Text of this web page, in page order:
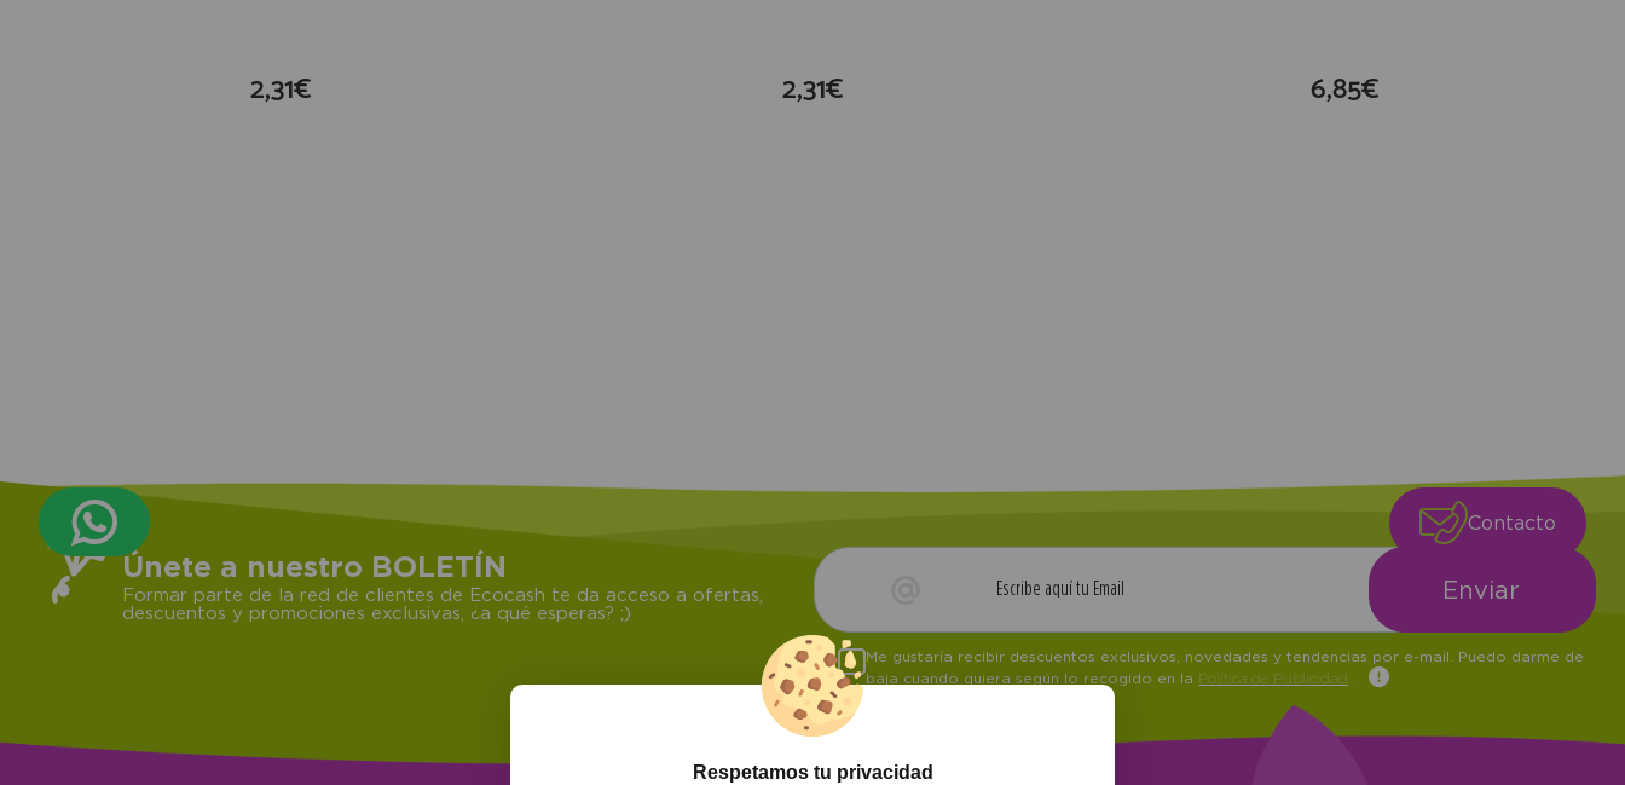
2,31€ 2,31€ 6,85€
Únete a nuestro BOLETÍN
Formar parte de la red de clientes de Ecocash te da acceso a ofertas,
descuentos y promociones exclusivas, ¿a qué esperas? ;)
Me gustaría recibir descuentos exclusivos, novedades y tendencias por e-mail. Puedo darme de
baja cuando quiera según lo recogido en la Política de Publicidad
Contacto
Respetamos tu privacidad